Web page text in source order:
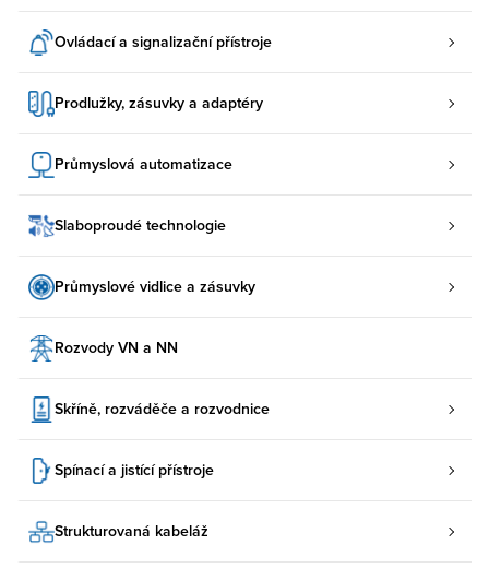
Ovládací a signalizační přístroje
Prodlužky, zásuvky a adaptéry
Průmyslová automatizace
Slaboproudé technologie
Průmyslové vidlice a zásuvky
Rozvody VN a NN
Skříně, rozváděče a rozvodnice
Spínací a jistící přístroje
Strukturovaná kabeláž